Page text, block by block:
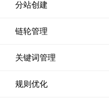
分站创建
链轮管理
关键词管理
规则优化